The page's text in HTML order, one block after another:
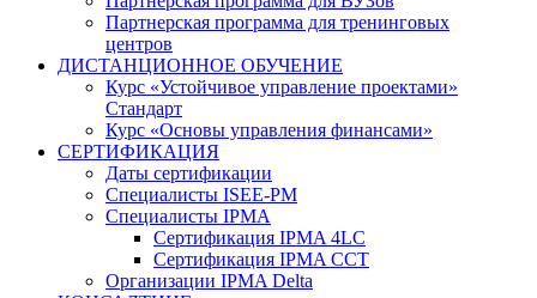
Партнерская программа для тренинговых
центров
ДИСТАНЦИОННОЕ ОБУЧЕНИЕ
Курс «Устойчивое управление проектами»
Стандарт
Курс «Основы управления финансами»
СЕРТИФИКАЦИЯ
Даты сертификации
Специалисты ISEE-PM
Специалисты IPMA
Сертификация IPMA 4LC
Сертификация IPMA CCT
Организации IPMA Delta